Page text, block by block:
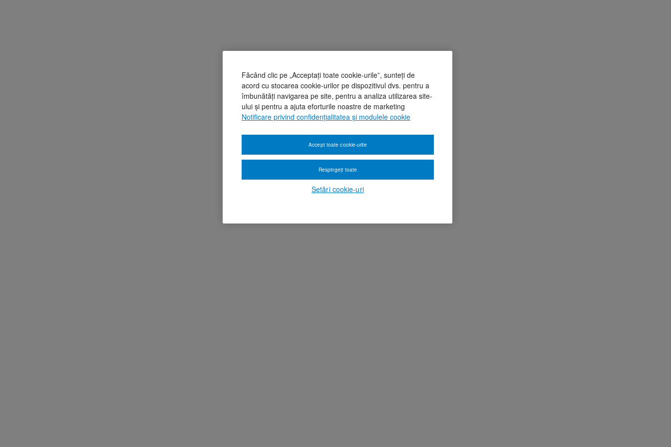
Făcând clic pe „Acceptați toate cookie-urile”, sunteți de
acord cu stocarea cookie-urilor pe dispozitivul dvs. pentru a
îmbunătăți navigarea pe site, pentru a analiza utilizarea site-
ului și pentru a ajuta eforturile noastre de marketing
Notificare privind confidențialitatea și modulele cookie
Setări cookie-uri
Respingeți toate
Accept toate cookie-urile